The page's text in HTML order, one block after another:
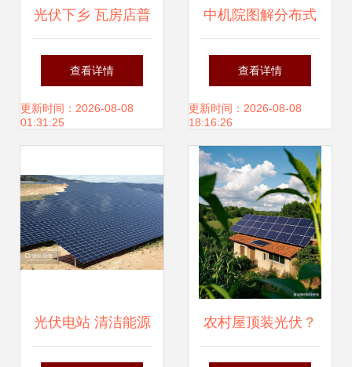
光伏下乡 瓦房店普
兰店农村屋顶的能
源新生与致富新路
查看详情
更新时间：2026-08-08
01:31:25
中机院图解分布式
光伏产业发展情况
查看详情
更新时间：2026-08-08
18:16:26
光伏电站 清洁能源 农村屋顶装光伏？